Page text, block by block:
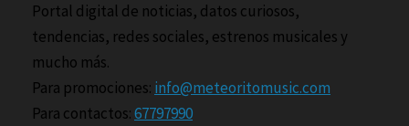
Portal digital de noticias, datos curiosos,
tendencias, redes sociales, estrenos musicales y
mucho más.
Para promociones: info@meteoritomusic.com
Para contactos:67797990